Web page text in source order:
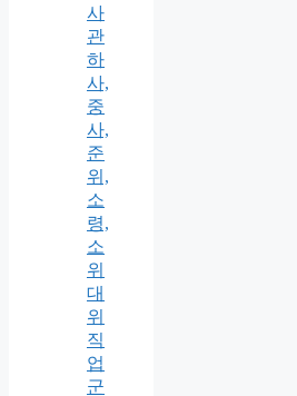
사
관
하
사,
중
사,
준
위,
소
령,
소
위
대
위
직
업
군